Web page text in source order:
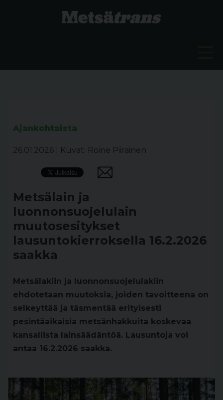
Ajankohtaista
26.01.2026 Kuvat: Roine Piirainen
Metsälain ja
luonnonsuojelulain
muutosesitykset
lausuntokierroksella 16.2.2026
saakka
Metsälakiin ja luonnonsuojelulakiin
ehdotetaan muutoksia, joiden tavoitteena on
selkeyttää ja täsmentää erityisesti
pesintäaikaisia metsänhakkuita koskevaa
kansallista lainsäädäntöä. Lausuntoja voi
antaa 16.2.2026 saakka.